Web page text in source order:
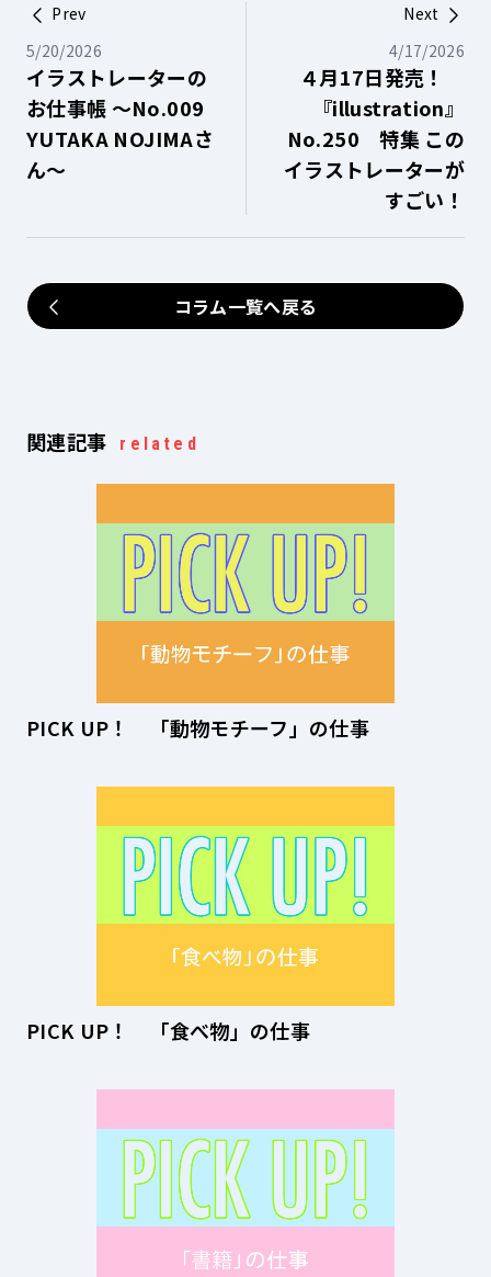
Prev
5/20/2026
イラストレーターの
お仕事帳 ～No.009
YUTAKA NOJIMAさ
ん～
Next
4/17/2026
４月17日発売！
『illustration』
No.250 特集 この
イラストレーターが
すごい！
コラム一覧へ戻る
関連記事 related
PICK UP！ 「動物モチーフ」の仕事
PICK UP！ 「食べ物」の仕事